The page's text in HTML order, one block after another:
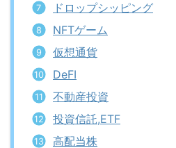
ドロップシッピング
NFTゲーム
仮想通貨
DeFI
不動産投資
投資信託,ETF
高配当株